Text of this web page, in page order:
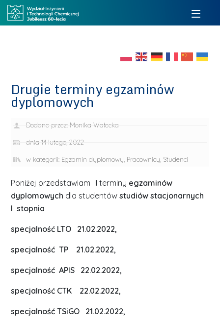
Drugie terminy egzaminów
dyplomowych
Dodane przez: Monika Wałecka
dnia 14 lutego, 2022
w kategorii: Egzamin dyplomowy, Pracownicy, Studenci
Poniżej przedstawiam II terminy egzaminów
dyplomowych dla studentówstudiów stacjonarnych
I stopnia
specjalność LTO 21.02.2022,
specjalność TP 21.02.2022,
specjalność APIS 22.02.2022,
specjalność CTK 22.02.2022,
specjalność TSiGO 21.02.2022,